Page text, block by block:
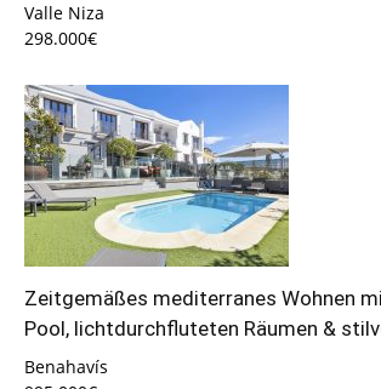
Valle Niza
298.000€
Zeitgemäßes mediterranes Wohnen
Pool, lichtdurchfluteten Räumen &
Benahavís